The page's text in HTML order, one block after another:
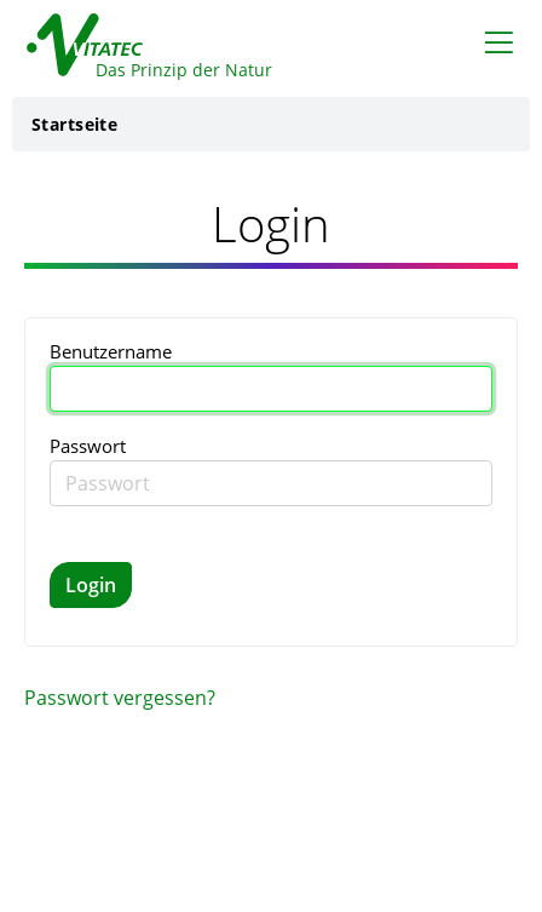
Das Prinzip der Natur
Startseite
Login
Benutzername
Passwort
Login
Passwort vergessen?